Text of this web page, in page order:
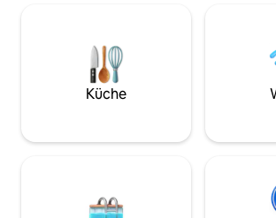
zusätzlichen Komfort und Leichtigkeit
während deines Aufenthalts. Mit einer
voll ausgestatteten Küche,
Regenduschkopf, 55-Zoll-Smart-TV,
wünschst dir, du hättest nie gehen
Küche